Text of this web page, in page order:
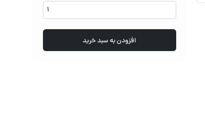
مایر
افزودن به سبد خرید